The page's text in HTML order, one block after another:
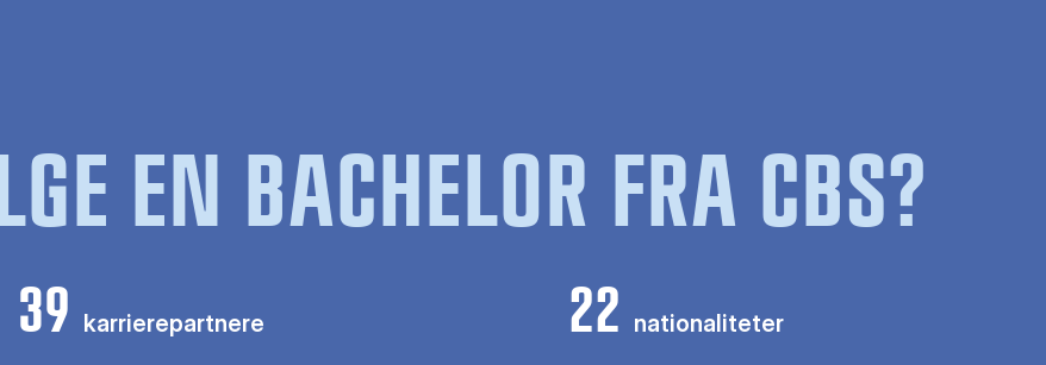
EN BACHELOR FRA CBS?
39 karrierepartnere 22 nationaliteter